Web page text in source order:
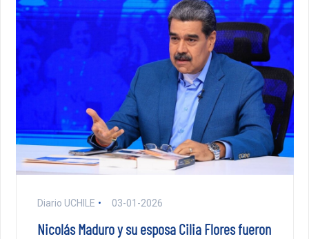
Diario UCHILE 03-01-2026
Nicolás Maduro y su esposa Cilia Flores fueron